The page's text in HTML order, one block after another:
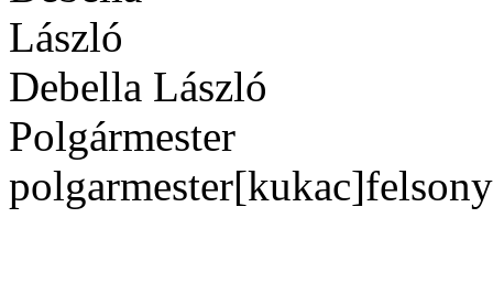
Debella László
Polgármester